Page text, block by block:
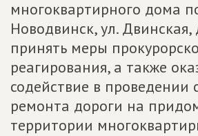
многоквартирного дома
Новодвинск, ул. Двинская,
принять меры
реагирования, а также
содействие в проведении
ремонта дороги на
территории